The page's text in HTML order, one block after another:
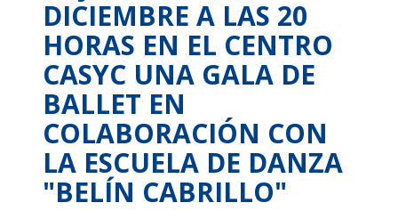
DICIEMBRE A LAS 20
HORAS EN EL CENTRO
CASYC UNA GALA DE
BALLET EN
COLABORACIÓN CON
LA ESCUELA DE DANZA
"BELÍN CABRILLO"